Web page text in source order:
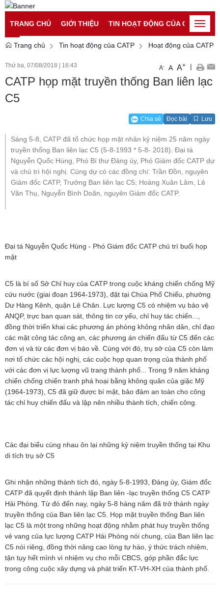
Đăng nhập
Đăng ký
TRANG CHỦ
GIỚI THIỆU TIN HOẠT ĐỘNG CỦA CATPToggle
Trang chủ
Tin hoạt động của CATP Hoạt động của CATP
Thứ ba, 07/08/2018 16:43 A- A A+ |
CATP họp mặt truyền thống Ban liên lạc
C5
Chia sẻ Đọc bài Lưu
Sáng 5-8, CATP đã tổ chức họp mặt nhân kỷ niệm 25 năm ngày
truyền thống Ban liên lạc C5 (5-8-1993 * 5-8- 2018). Đại tá
Nguyễn Quốc Hùng, Phó Bí thư Đảng ủy, Phó Giám đốc CATP dự
và chủ trì hội nghị. Cùng dự có các đồng chí: Trần Đồn, nguyên
Giám đốc CATP, Trưởng Ban liên lạc C5; Hoàng Xuân Lâm, Lê
Văn Thụ, Nguyễn Bình Doãn, nguyên Giám đốc CATP.
Đại tá Nguyễn Quốc Hùng - Phó Giám đốc CATP chủ trì buổi họp
mặt
C5 là bí số Sở Chỉ huy của CATP trong cuộc kháng chiến chống Mỹ
cứu nước (giai đoạn 1964-1973), đặt tại Chùa Phổ Chiếu, phường
Dư Hàng Kênh, quận Lê Chân. Lực lượng C5 có nhiệm vụ bảo vệ
ANQP, trực ban quan sát, thông tin cơ yếu, chỉ huy tác chiến...,
đồng thời triển khai các phương án phòng không nhân dân, chỉ đạo
các mặt công tác công an, các phương án chiến đấu từ C5 đến các
đơn vị và từ các đơn vị báo về. Cùng với đó, trụ sở của C5 còn làm
nơi tổ chức các hội nghị, các cuộc họp quan trọng của thành phố
với các đơn vị lực lượng vũ trang thành phố... Trong 9 năm kháng
chiến chống chiến tranh phá hoại bằng không quân của giặc Mỹ
(1964-1973), C5 đã giữ được bí mật, bảo đảm an toàn cho công
tác chỉ huy chiến đấu và lập nên nhiều thành tích, chiến công.
Các đại biểu cùng nhau ôn lại những kỷ niệm truyền thống tại Khu
di tích trụ sở C5
Ghi nhận những thành tích đó, ngày 5-8-1993, Đảng ủy, Giám đốc
CATP đã quyết định thành lập Ban liên -lạc truyền thống C5 CATP
Hải Phòng. Từ đó đến nay, ngày 5-8 hàng năm đã trở thành ngày
truyền thống của Ban liên lạc C5. Họp mặt truyền thống Ban liên
lạc C5 là một trong những hoạt động nhằm phát huy truyền thống
vẻ vang của lực lượng CATP Hải Phòng nói chung, của Ban liên lạc
C5 nói riêng, đồng thời nâng cao lòng tự hào, ý thức trách nhiệm,
tận tụy hết mình vì nhiệm vụ cho mỗi CBCS, góp phần đắc lực
trong công cuộc xây dựng và phát triển KT-VH-XH của thành phố.